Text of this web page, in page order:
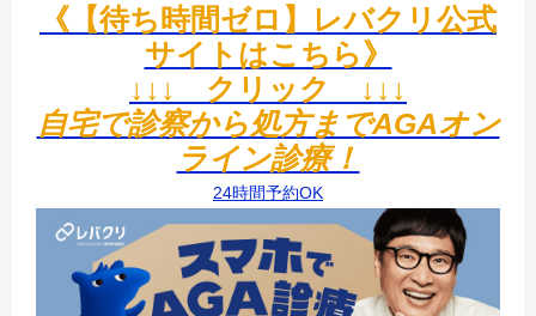
《【待ち時間ゼロ】レバクリ公式
サイトはこちら》
↓↓↓ クリック ↓↓↓
自宅で診察から処方までAGAオン
ライン診療！
24時間予約OK